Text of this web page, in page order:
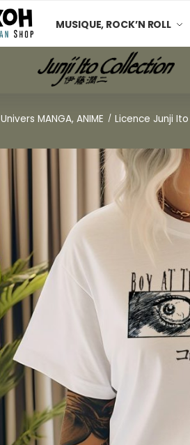
MUSIQUE, ROCK’N ROLL
Univers MANGA, ANIME / Licence Junji